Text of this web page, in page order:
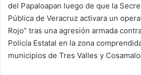
del Papaloapan luego de que la
Pública de Veracruz activara un
Rojo” tras una agresión armada
Policía Estatal en la zona
municipios de Tres Valles y